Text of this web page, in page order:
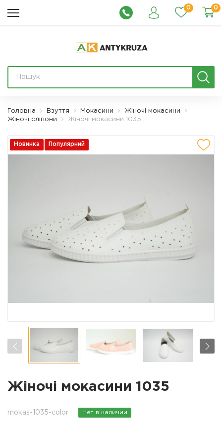
0 0
Головна Взуття Мокасини
Жіночі мокасини
Жіночі сліпони
Жіночі мокасини 1035
Новинка Популярний
Жіночі мокасини 1035
mokas-1035-color Нет в наличии